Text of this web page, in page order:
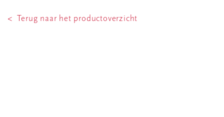
< Terug naar het productoverzicht